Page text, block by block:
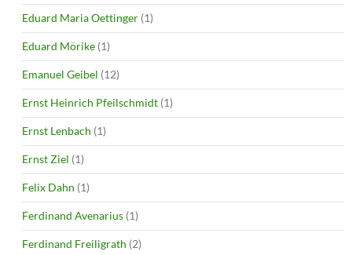
Eduard Maria Oettinger (1)
Eduard Mörike (1)
Emanuel Geibel (12)
Ernst Heinrich Pfeilschmidt (1)
Ernst Lenbach (1)
Ernst Ziel (1)
Felix Dahn (1)
Ferdinand Avenarius (1)
Ferdinand Freiligrath (2)